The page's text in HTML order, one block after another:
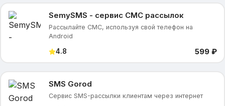
SemySMS - сервис CMC рассылок
Рассылайте СМС, используя свой телефон на
Android
4.8 599 ₽
SMS Gorod
Сервис SMS-рассылки клиентам через интернет